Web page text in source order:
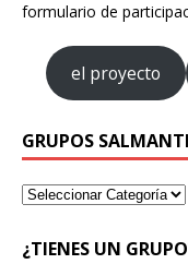
formulario de
el proyecto
GRUPOS
¿TIENES UN